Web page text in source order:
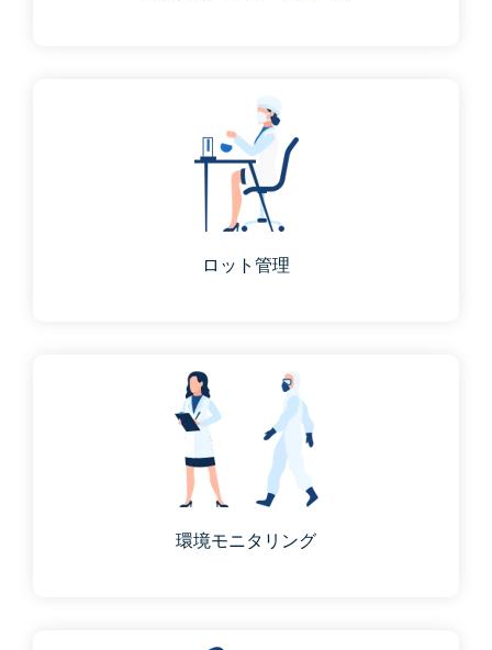
ロット管理
環境モニタリング